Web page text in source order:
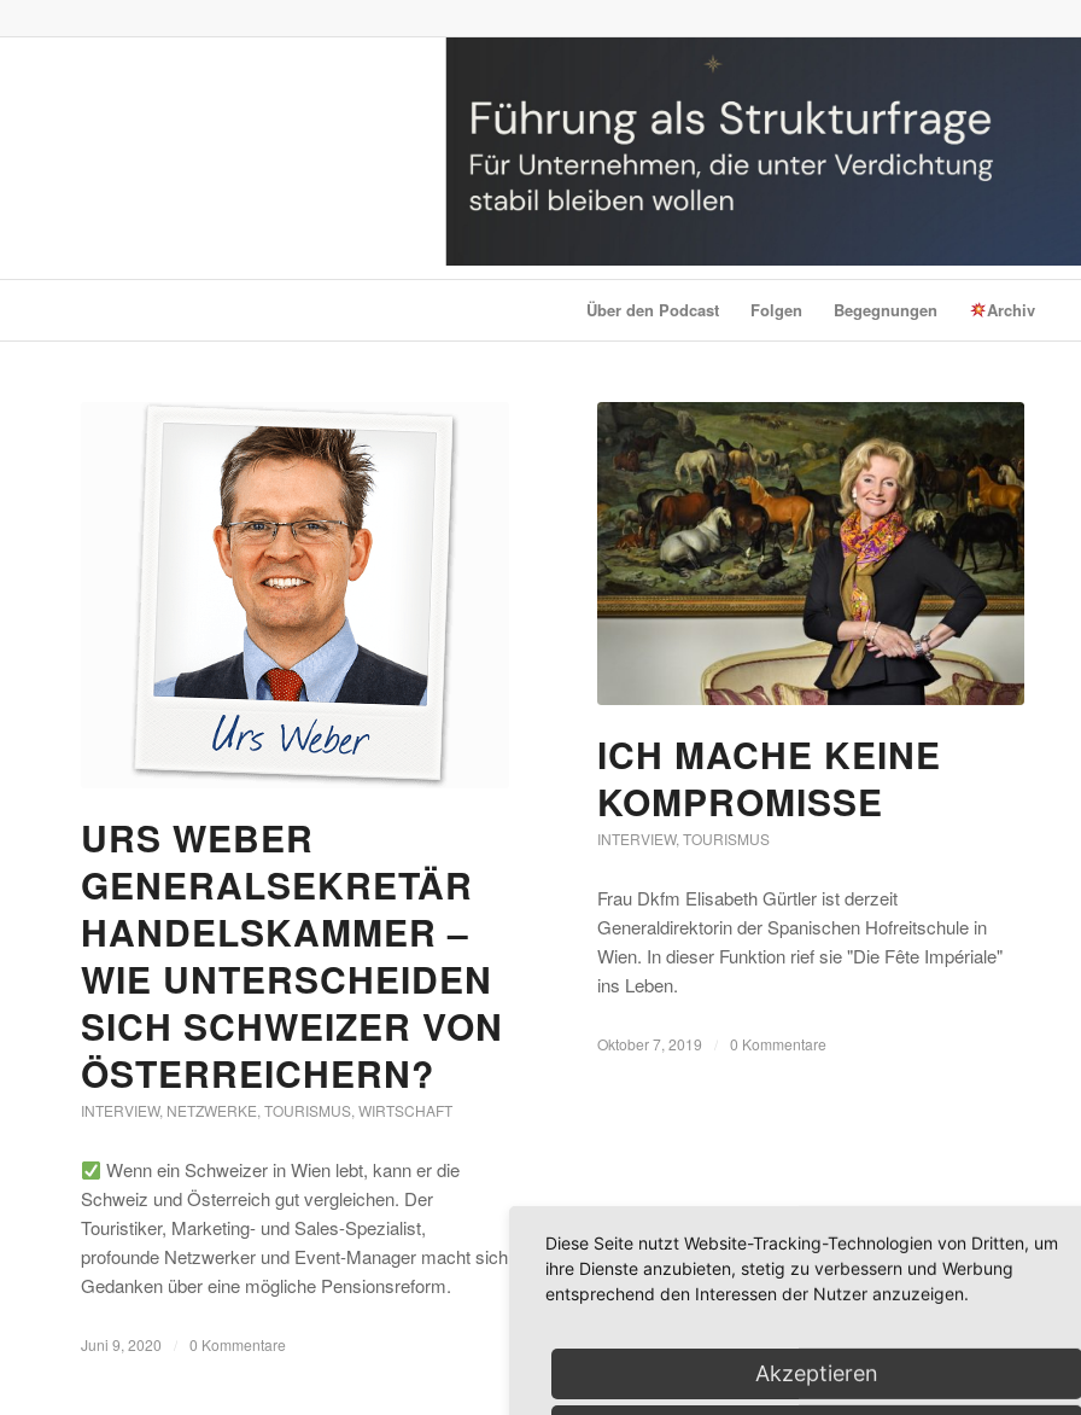
Über den Podcast Folgen Begegnungen Archiv
URS WEBER
GENERALSEKRETÄR
HANDELSKAMMER –
WIE UNTERSCHEIDEN
SICH SCHWEIZER VON
ÖSTERREICHERN?
INTERVIEW, NETZWERKE, TOURISMUS, WIRTSCHAFT
Wenn ein Schweizer in Wien lebt, kann er die
Schweiz und Österreich gut vergleichen. Der
Touristiker, Marketing- und Sales-Spezialist,
profounde Netzwerker und Event-Manager macht sich
Gedanken über eine mögliche Pensionsreform.
Juni 9, 2020 0 Kommentare
ICH MACHE KEINE
KOMPROMISSE
INTERVIEW, TOURISMUS
Frau Dkfm Elisabeth Gürtler ist derzeit
Generaldirektorin der Spanischen Hofreitschule in
Wien. In dieser Funktion rief sie "Die Fête Impériale"
ins Leben.
Oktober 7, 2019 0 Kommentare
Diese Seite nutzt Website-Tracking-Technologien von Dritten, um
ihre Dienste anzubieten, stetig zu verbessern und Werbung
entsprechend den Interessen der Nutzer anzuzeigen.
Akzeptieren